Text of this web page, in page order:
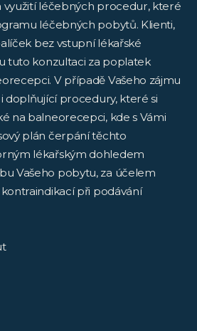
léčebných procedur, které
léčebných pobytů. Klienti,
bez vstupní lékařské
tuto konzultaci za poplatek
V případě Vašeho zájmu
doplňující procedury, které si
na balneorecepci, kde s Vámi
plán čerpání těchto
lékařským dohledem
Vašeho pobytu, za účelem
při podávání